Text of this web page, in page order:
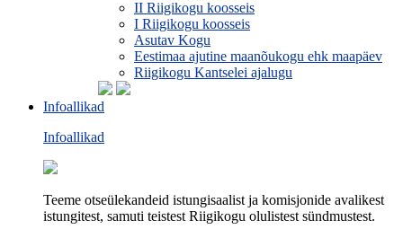
II Riigikogu koosseis
I Riigikogu koosseis
Asutav Kogu
Eestimaa ajutine maanõukogu ehk maapäev
Riigikogu Kantselei ajalugu
Infoallikad
Infoallikad
Teeme otseülekandeid istungisaalist ja komisjonide avalikest
istungitest, samuti teistest Riigikogu olulistest sündmustest.